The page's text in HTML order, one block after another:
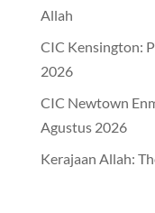
Allah
CIC Kensington:
2026
CIC Newtown
Agustus 2026
Kerajaan Allah: